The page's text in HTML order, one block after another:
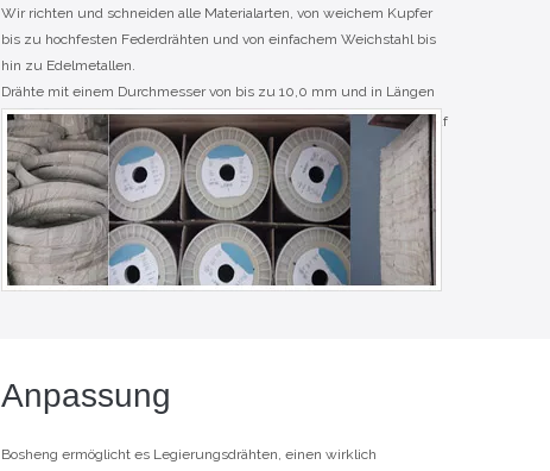
Wir richten und schneiden alle Materialarten, von weichem Kupfer
bis zu hochfesten Federdrähten und von einfachem Weichstahl bis
hin zu Edelmetallen.
Drähte mit einem Durchmesser von bis zu 10,0 mm und in Längen
von 1,0 mm bis 3,00 m (länger auf Anfrage erhältlich) können auf
die richtige Länge zugeschnitten werden.
Anpassung
Bosheng ermöglicht es Legierungsdrähten, einen wirklich